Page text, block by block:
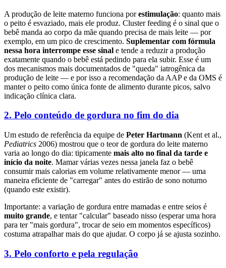
A produção de leite materno funciona porestimulação: quanto mais
o peito é esvaziado, mais ele produz. Cluster feeding é o sinal que o
bebê manda ao corpo da mãe quando precisa de mais leite — por
exemplo, em um pico de crescimento. Suplementar com fórmula
nessa hora interrompe esse sinal e tende a reduzir a produção
exatamente quando o bebê está pedindo para ela subir. Esse é um
dos mecanismos mais documentados de "queda" iatrogênica da
produção de leite — e por isso a recomendação da AAP e da OMS é
manter o peito como única fonte de alimento durante picos, salvo
indicação clínica clara.
2. Pelo conteúdo de gordura no fim do dia
Um estudo de referência da equipe de Peter Hartmann (Kent et al.,
Pediatrics 2006) mostrou que o teor de gordura do leite materno
varia ao longo do dia: tipicamente mais alto no final da tarde e
início da noite. Mamar várias vezes nessa janela faz o bebê
consumir mais calorias em volume relativamente menor — uma
maneira eficiente de "carregar" antes do estirão de sono noturno
(quando este existir).
Importante: a variação de gordura entre mamadas e entre seios é
muito grande, e tentar "calcular" baseado nisso (esperar uma hora
para ter "mais gordura", trocar de seio em momentos específicos)
costuma atrapalhar mais do que ajudar. O corpo já se ajusta sozinho.
3. Pelo conforto e pela regulação